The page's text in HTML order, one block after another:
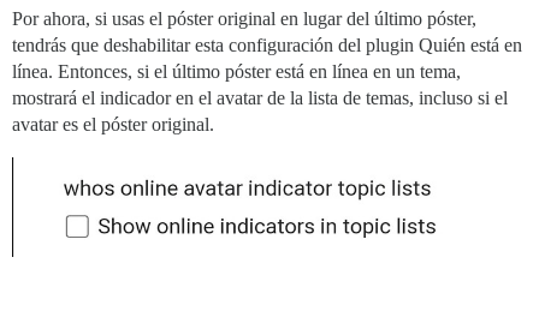
Por ahora, si usas el póster original en lugar del último póster,
tendrás que deshabilitar esta configuración del plugin Quién está en
línea. Entonces, si el último póster está en línea en un tema,
mostrará el indicador en el avatar de la lista de temas, incluso si el
avatar es el póster original.